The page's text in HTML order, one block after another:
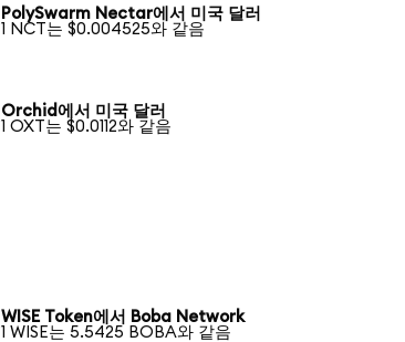
PolySwarm Nectar에서 미국 달러
1 NCT는 $0.004525와 같음
Orchid에서 미국 달러
1 OXT는 $0.0112와 같음
WISE Token에서 Boba Network
1 WISE는 5.5425 BOBA와 같음